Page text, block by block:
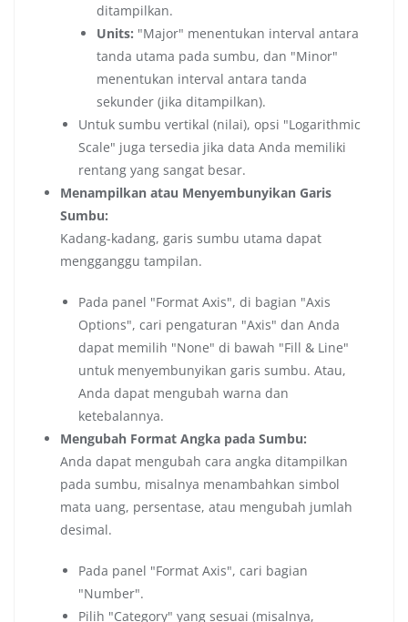
ditampilkan.
Units: "Major" menentukan interval antara
tanda utama pada sumbu, dan "Minor"
menentukan interval antara tanda
sekunder (jika ditampilkan).
Untuk sumbu vertikal (nilai), opsi "Logarithmic
Scale" juga tersedia jika data Anda memiliki
rentang yang sangat besar.
Menampilkan atau Menyembunyikan Garis
Sumbu:
Kadang-kadang, garis sumbu utama dapat
mengganggu tampilan.
Pada panel "Format Axis", di bagian "Axis
Options", cari pengaturan "Axis" dan Anda
dapat memilih "None" di bawah "Fill & Line"
untuk menyembunyikan garis sumbu. Atau,
Anda dapat mengubah warna dan
ketebalannya.
Mengubah Format Angka pada Sumbu:
Anda dapat mengubah cara angka ditampilkan
pada sumbu, misalnya menambahkan simbol
mata uang, persentase, atau mengubah jumlah
desimal.
Pada panel "Format Axis", cari bagian
"Number".
Pilih "Category" yang sesuai (misalnya,